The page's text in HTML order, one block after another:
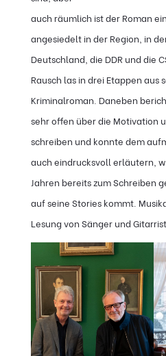
auch räumlich ist der Roman
angesiedelt in der Region, in
Deutschland, die DDR und die
Rausch las in drei Etappen aus
Kriminalroman. Daneben
sehr offen über die Motivation
schreiben und konnte dem
auch eindrucksvoll erläutern,
Jahren bereits zum Schreiben
auf seine Stories kommt.
Lesung von Sänger und